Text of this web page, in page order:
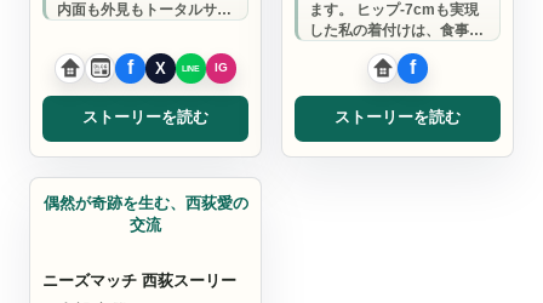
内面も外見もトータルサポ
けます。
ストーリーを読む
ます。 ヒップ-7cmも実現
した私の着付けは、食事も
会話も楽しめる快適さ。
10分で着ら…
ストーリーを読む
メイクアップ
偶然が奇跡を生む、西荻愛の
交流
ニーズマッチ 西荻スーリー